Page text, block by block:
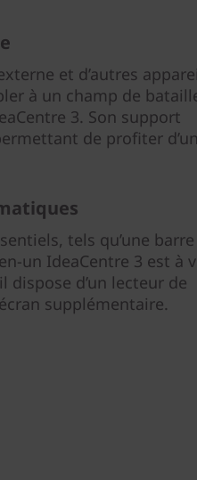
et d’autres
à un champ de
3. Son support
de profiter d’un
tels qu’une barre
un IdeaCentre 3 est à
dispose d’un lecteur de
supplémentaire.